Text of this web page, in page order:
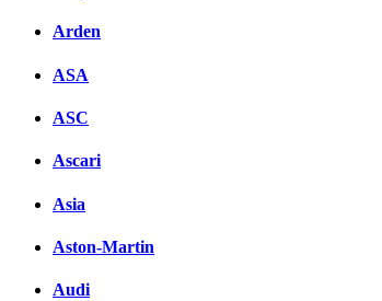
Arden
ASA
ASC
Ascari
Asia
Aston-Martin
Audi